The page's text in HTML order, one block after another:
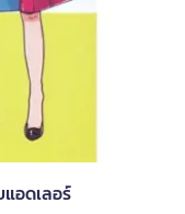
อดเลอร์